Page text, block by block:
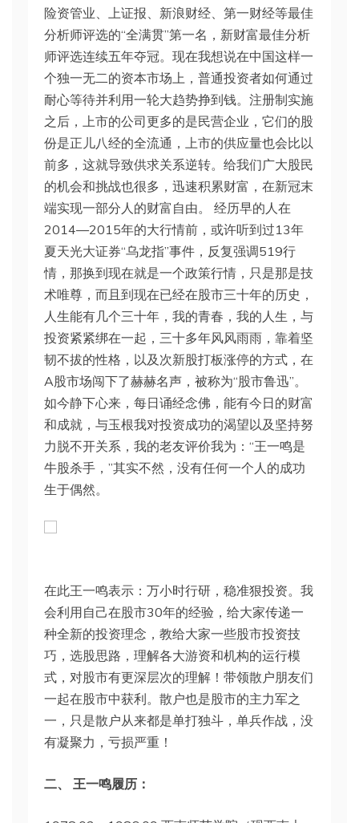
险资管业、上证报、新浪财经、第一财经等最佳
分析师评选的“全满贯”第一名，新财富最佳分析
师评选连续五年夺冠。现在我想说在中国这样一
个独一无二的资本市场上，普通投资者如何通过
耐心等待并利用一轮大趋势挣到钱。注册制实施
之后，上市的公司更多的是民营企业，它们的股
份是正儿八经的全流通，上市的供应量也会比以
前多，这就导致供求关系逆转。给我们广大股民
的机会和挑战也很多，迅速积累财富，在新冠末
端实现一部分人的财富自由。 经历早的人在
2014—2015年的大行情前，或许听到过13年
夏天光大证券“乌龙指”事件，反复强调519行
情，那换到现在就是一个政策行情，只是那是技
术唯尊，而且到现在已经在股市三十年的历史，
人生能有几个三十年，我的青春，我的人生，与
投资紧紧绑在一起，三十多年风风雨雨，靠着坚
韧不拔的性格，以及次新股打板涨停的方式，在
A股市场闯下了赫赫名声，被称为“股市鲁迅”。
如今静下心来，每日诵经念佛，能有今日的财富
和成就，与玉根我对投资成功的渴望以及坚持努
力脱不开关系，我的老友评价我为：“王一鸣是
牛股杀手，”其实不然，没有任何一个人的成功
生于偶然。
在此王一鸣表示：万小时行研，稳准狠投资。我
会利用自己在股市30年的经验，给大家传递一
种全新的投资理念，教给大家一些股市投资技
巧，选股思路，理解各大游资和机构的运行模
式，对股市有更深层次的理解！带领散户朋友们
一起在股市中获利。散户也是股市的主力军之
一，只是散户从来都是单打独斗，单兵作战，没
有凝聚力，亏损严重！
二、 王一鸣履历：